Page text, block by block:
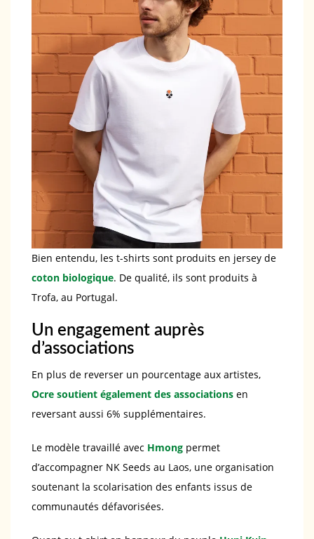
Bien entendu, les t-shirts sont produits en jersey de
coton biologique. De qualité, ils sont produits à
Trofa, au Portugal.
Un engagement auprès
d’associations
En plus de reverser un pourcentage aux artistes,
Ocre soutient également des associations en
reversant aussi 6% supplémentaires.
Le modèle travaillé avec Hmong permet
d’accompagner NK Seeds au Laos, une organisation
soutenant la scolarisation des enfants issus de
communautés défavorisées.